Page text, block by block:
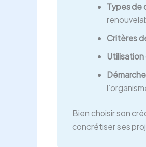
Types de
Critères
Utilisation
Bien choisir son
concrétiser ses